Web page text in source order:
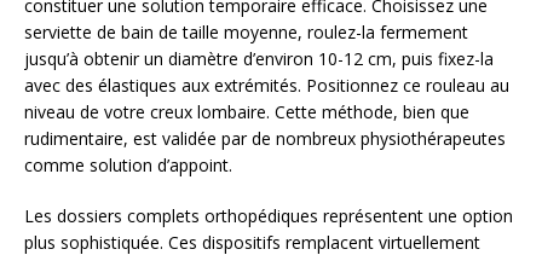
constituer une solution temporaire efficace. Choisissez une
serviette de bain de taille moyenne, roulez-la fermement
jusqu’à obtenir un diamètre d’environ 10-12 cm, puis fixez-la
avec des élastiques aux extrémités. Positionnez ce rouleau au
niveau de votre creux lombaire. Cette méthode, bien que
rudimentaire, est validée par de nombreux physiothérapeutes
comme solution d’appoint.
Les dossiers complets orthopédiques représentent une option
plus sophistiquée. Ces dispositifs remplacent virtuellement